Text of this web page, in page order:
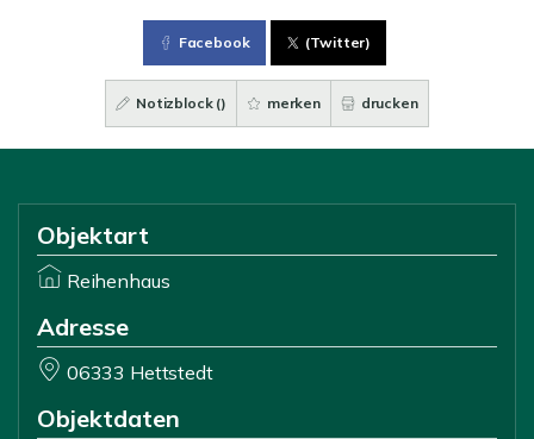
Facebook (Twitter)
Notizblock () merken drucken
Objektart
Reihenhaus
Adresse
06333 Hettstedt
Objektdaten